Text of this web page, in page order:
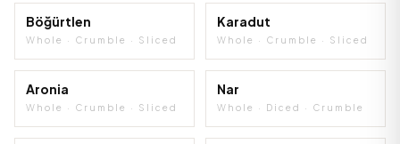
Böğürtlen
Whole · Crumble · Sliced
Karadut
Whole · Crumble · Sliced
Aronia
Whole · Crumble · Sliced
Nar
Whole · Diced · Crumble